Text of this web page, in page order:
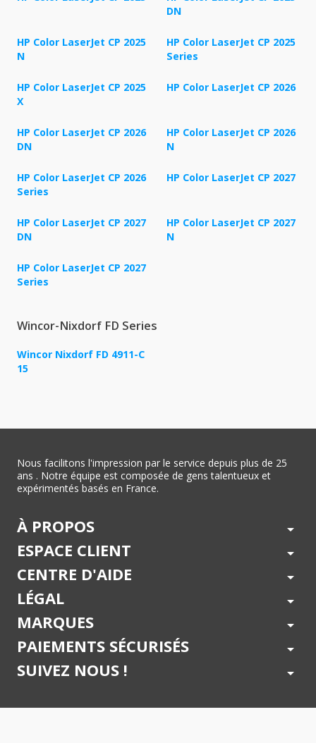
DN
HP Color LaserJet CP 2025
N
HP Color LaserJet CP 2025
Series
HP Color LaserJet CP 2025
X
HP Color LaserJet CP 2026
HP Color LaserJet CP 2026
DN
HP Color LaserJet CP 2026
N
HP Color LaserJet CP 2026
Series
HP Color LaserJet CP 2027
HP Color LaserJet CP 2027
DN
HP Color LaserJet CP 2027
N
HP Color LaserJet CP 2027
Series
Wincor-Nixdorf FD Series
Wincor Nixdorf FD 4911-C
15
Nous facilitons l'impression par le service depuis plus de 25
ans . Notre équipe est composée de gens talentueux et
expérimentés basés en France.
À PROPOS arrow_drop_down
ESPACE CLIENT arrow_drop_down
CENTRE D'AIDE arrow_drop_down
LÉGAL arrow_drop_down
MARQUES arrow_drop_down
PAIEMENTS SÉCURISÉS arrow_drop_down
SUIVEZ NOUS ! arrow_drop_down